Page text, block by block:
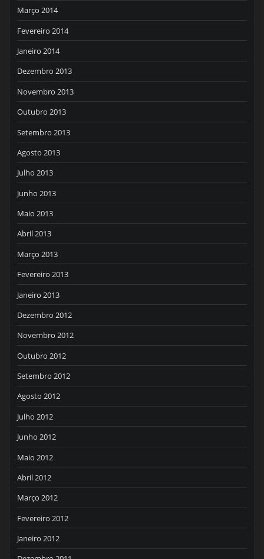
Março 2014
Fevereiro 2014
Janeiro 2014
Dezembro 2013
Novembro 2013
Outubro 2013
Setembro 2013
Agosto 2013
Julho 2013
Junho 2013
Maio 2013
Abril 2013
Março 2013
Fevereiro 2013
Janeiro 2013
Dezembro 2012
Novembro 2012
Outubro 2012
Setembro 2012
Agosto 2012
Julho 2012
Junho 2012
Maio 2012
Abril 2012
Março 2012
Fevereiro 2012
Janeiro 2012